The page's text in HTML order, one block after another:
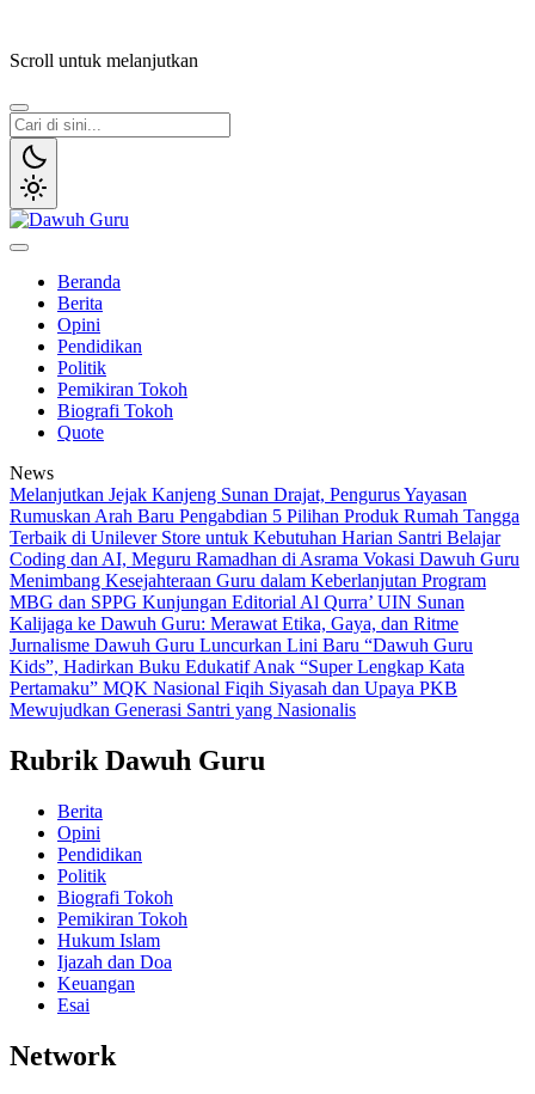
konten
Scroll untuk melanjutkan
Beranda
Berita
Opini
Pendidikan
Politik
Pemikiran Tokoh
Biografi Tokoh
Quote
News
Melanjutkan Jejak Kanjeng Sunan Drajat, Pengurus Yayasan
Rumuskan Arah Baru Pengabdian 5 Pilihan Produk Rumah Tangga
Terbaik di Unilever Store untuk Kebutuhan Harian Santri Belajar
Coding dan AI, Meguru Ramadhan di Asrama Vokasi Dawuh Guru
Menimbang Kesejahteraan Guru dalam Keberlanjutan Program
MBG dan SPPG Kunjungan Editorial Al Qurra’ UIN Sunan
Kalijaga ke Dawuh Guru: Merawat Etika, Gaya, dan Ritme
Jurnalisme Dawuh Guru Luncurkan Lini Baru “Dawuh Guru
Kids”, Hadirkan Buku Edukatif Anak “Super Lengkap Kata
Pertamaku” MQK Nasional Fiqih Siyasah dan Upaya PKB
Mewujudkan Generasi Santri yang Nasionalis
Rubrik Dawuh Guru
Berita
Opini
Pendidikan
Politik
Biografi Tokoh
Pemikiran Tokoh
Hukum Islam
Ijazah dan Doa
Keuangan
Esai
Network